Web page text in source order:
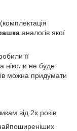
аналогів якої
її
ніколи не буде
можна придумати
від 2х років